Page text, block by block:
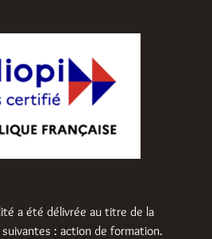
a été délivrée au titre de la
: action de formation.